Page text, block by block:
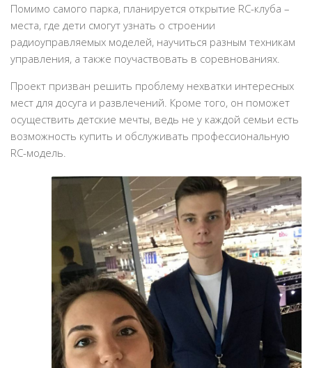
Помимо самого парка, планируется открытие RC-клуба –
места, где дети смогут узнать о строении
радиоуправляемых моделей, научиться разным техникам
управления, а также поучаствовать в соревнованиях.
Проект призван решить проблему нехватки интересных
мест для досуга и развлечений. Кроме того, он поможет
осуществить детские мечты, ведь не у каждой семьи есть
возможность купить и обслуживать профессиональную
RC-модель.